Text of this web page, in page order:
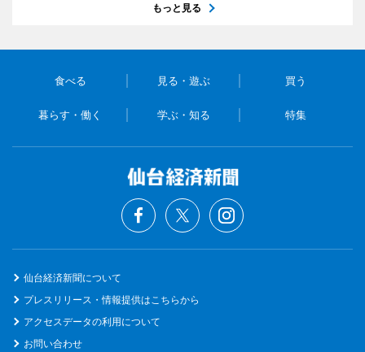
もっと見る
食べる 見る・遊ぶ 買う
暮らす・働く 学ぶ・知る 特集
仙台経済新聞について
プレスリリース・情報提供はこちらから
アクセスデータの利用について
お問い合わせ